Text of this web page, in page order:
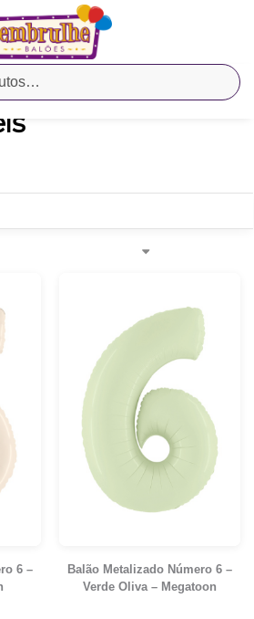
Pesquisar
a tag “numero seis”
6 –
Balão Metalizado Número 6 –
Verde Oliva – Megatoon